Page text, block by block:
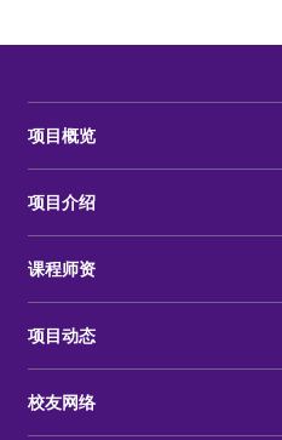
项目概览
项目介绍
课程师资
项目动态
校友网络